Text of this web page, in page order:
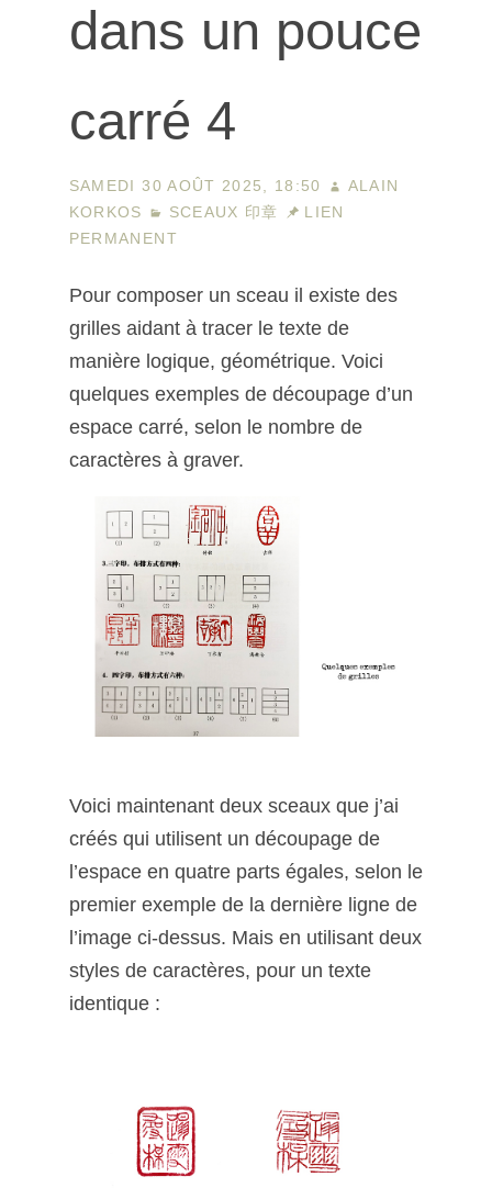
dans un pouce
carré 4
SAMEDI 30 AOÛT 2025, 18:50
ALAIN
KORKOS
SCEAUX 印章
LIEN
PERMANENT
Pour composer un sceau il existe des
grilles aidant à tracer le texte de
manière logique, géométrique. Voici
quelques exemples de découpage d’un
espace carré, selon le nombre de
caractères à graver.
Voici maintenant deux sceaux que j’ai
créés qui utilisent un découpage de
l’espace en quatre parts égales, selon le
premier exemple de la dernière ligne de
l’image ci-dessus. Mais en utilisant deux
styles de caractères, pour un texte
identique :